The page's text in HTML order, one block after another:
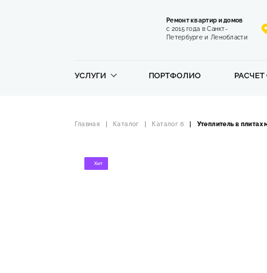
Ремонт квартир и домов
с 2015 года в Санкт-
Петербурге и Ленобласти
УСЛУГИ ПОРТФОЛИО
Главная Каталог Каталог 6 Утеплитель в
Хит